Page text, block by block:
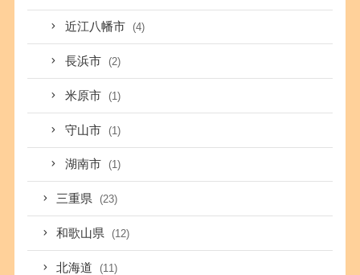
近江八幡市 (4)
長浜市 (2)
米原市 (1)
守山市 (1)
湖南市 (1)
三重県 (23)
和歌山県 (12)
北海道 (11)